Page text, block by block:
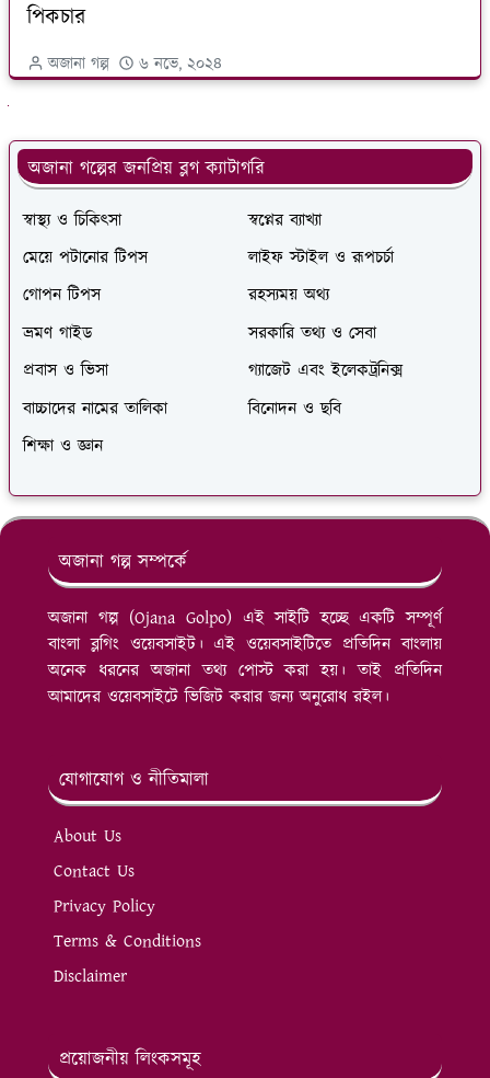
পিকচার
অজানা গল্প ৬ নভে, ২০২৪
অজানা গল্পের জনপ্রিয় ব্লগ ক্যাটাগরি
স্বাস্থ্য ও চিকিৎসা
স্বপ্নের ব্যাখ্যা
মেয়ে পটানোর টিপস
লাইফ স্টাইল ও রূপচর্চা
গোপন টিপস
রহস্যময় অথ্য
ভ্রমণ গাইড
সরকারি তথ্য ও সেবা
প্রবাস ও ভিসা
গ্যাজেট এবং ইলেকট্রনিক্স
বাচ্চাদের নামের তালিকা
বিনোদন ও ছবি
শিক্ষা ও জ্ঞান
অজানা গল্প সম্পর্কে
অজানা গল্প (Ojana Golpo) এই সাইটি হচ্ছে একটি সম্পূর্ণ
বাংলা ব্লগিং ওয়েবসাইট। এই ওয়েবসাইটিতে প্রতিদিন বাংলায়
অনেক ধরনের অজানা তথ্য পোস্ট করা হয়। তাই প্রতিদিন
আমাদের ওয়েবসাইটে ভিজিট করার জন্য অনুরোধ রইল।
যোগাযোগ ও নীতিমালা
About Us
Contact Us
Privacy Policy
Terms & Conditions
Disclaimer
প্রয়োজনীয় লিংকসমূহ